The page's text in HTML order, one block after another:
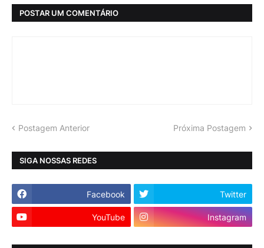
POSTAR UM COMENTÁRIO
Postagem Anterior Próxima Postagem
SIGA NOSSAS REDES
Facebook Twitter
YouTube Instagram